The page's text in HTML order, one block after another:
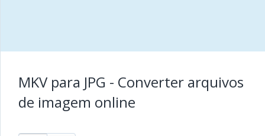
MKV para JPG - Converter arquivos
de imagem online